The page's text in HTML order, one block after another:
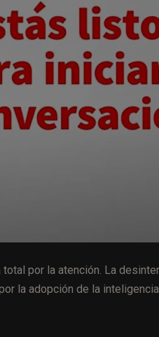
por la atención. La
la adopción de la